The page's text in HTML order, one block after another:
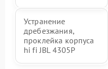
Устранение
дребезжания,
проклейка корпуса
hi fi JBL 4305P